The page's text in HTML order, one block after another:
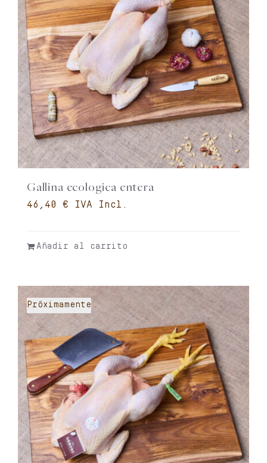
Gallina ecologica entera
€
Añadir al carrito
Próximamente